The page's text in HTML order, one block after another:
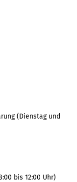
(Dienstag und
bis 12:00 Uhr)